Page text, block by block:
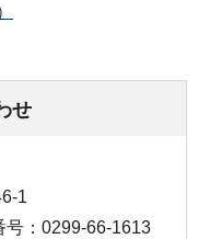
せ
1
号：0299-66-1613